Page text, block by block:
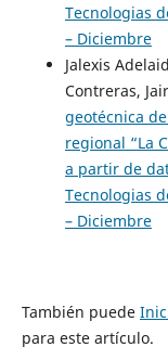
Tecnologias
– Diciembre
Jalexis
Contreras,
geotécnica
regional “La
a partir de
Tecnologias
– Diciembre
También puede
para este artículo.